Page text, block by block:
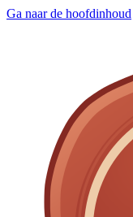
Ga naar de hoofdinhoud